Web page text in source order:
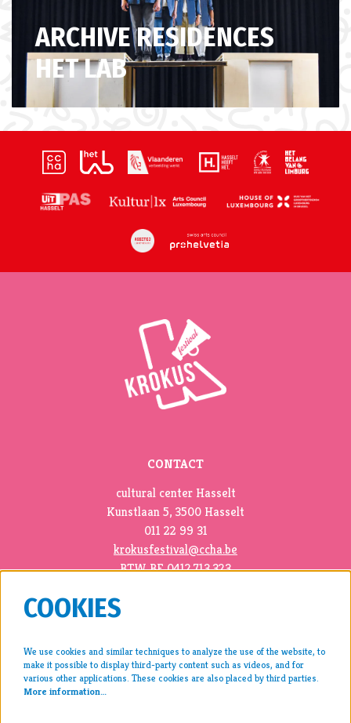
ARCHIVE RESIDENCES
HET LAB
CONTACT
cultural center Hasselt
Kunstlaan 5, 3500 Hasselt
011 22 99 31
krokusfestival@ccha.be
BTW BE 0412.713.323
press >
COOKIES
We use cookies and similar techniques to analyze the use of the website, to
make it possible to display third-party content such as videos, and for
various other applications. These cookies are also placed by third parties.
More information…